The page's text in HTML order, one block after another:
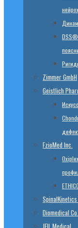
DSS®
Zimmer GmbH
Geistlich
FzioMed Inc.
Diomedical
JEIL Medical